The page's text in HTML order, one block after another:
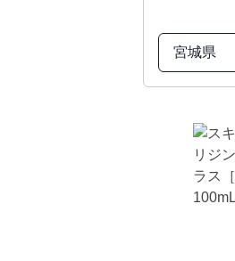
宮城県